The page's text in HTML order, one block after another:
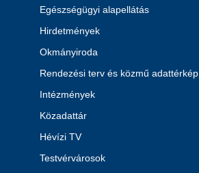
Egészségügyi alapellátás
Hirdetmények
Okmányiroda
Rendezési terv és közmű adattérkép
Intézmények
Közadattár
Hévízi TV
Testvérvárosok